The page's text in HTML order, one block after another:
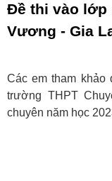
Đề thi vào lớp
Vương - Gia
Các em tham
trường THPT
chuyên năm học